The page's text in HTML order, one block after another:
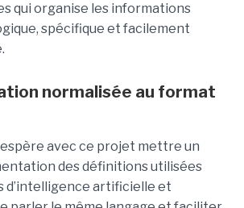
qui organise les informations
spécifique et facilement
normalisée au format
avec ce projet mettre un
des définitions utilisées
d’intelligence artificielle et